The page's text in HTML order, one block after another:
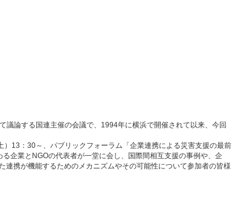
論する国連主催の会議で、1994年に横浜で開催されて以来、今回
）13：30～、パブリックフォーラム「企業連携による災害支援の最前
企業とNGOの代表者が一堂に会し、国際間相互支援の事例や、企
携が機能するためのメカニズムやその可能性について参加者の皆様